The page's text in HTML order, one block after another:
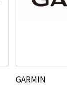
GARMIN